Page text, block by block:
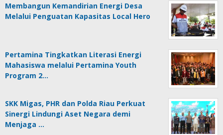
Membangun Kemandirian Energi Desa
Melalui Penguatan Kapasitas Local Hero
Pertamina Tingkatkan Literasi Energi
Mahasiswa melalui Pertamina Youth
Program 2…
SKK Migas, PHR dan Polda Riau Perkuat
Sinergi Lindungi Aset Negara demi
Menjaga …